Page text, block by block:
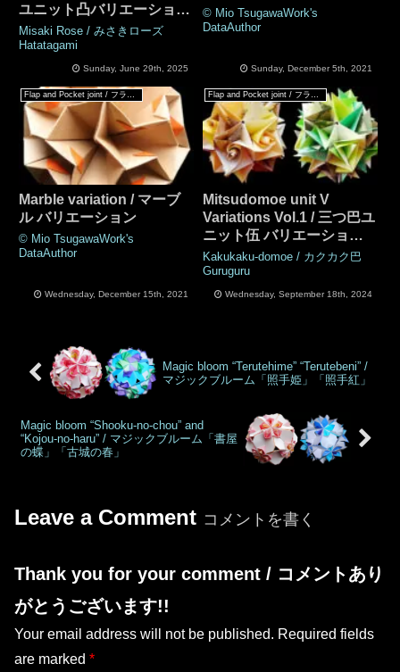
ユニット凸バリエーション
Vol.15
Misaki Rose / みさきローズ
Hatatagami
Sunday, June 29th, 2025
© Mio TsugawaWork's
DataAuthor
Sunday, December 5th, 2021
Flap and Pocket joint / フラップ & ポケットジョイント
Marble variation / マーブ
ル バリエーション
© Mio TsugawaWork's
DataAuthor
Wednesday, December 15th, 2021
Flap and Pocket joint / フラップ & ポケットジョイント
Mitsudomoe unit V
Variations Vol.1 / 三つ巴ユ
ニット伍 バリエーション
Vol.1
Kakukaku-domoe / カクカク巴
Guruguru
Wednesday, September 18th, 2024
Magic bloom “Terutehime” “Terutebeni” /
マジックブルーム「照手姫」「照手紅」
Magic bloom “Shooku-no-chou” and
“Kojou-no-haru” / マジックブルーム「書屋
の蝶」「古城の春」
Leave a Comment コメントを書く
Thank you for your comment / コメントあり
がとうございます!!
Your email address will not be published. Required fields
are marked *